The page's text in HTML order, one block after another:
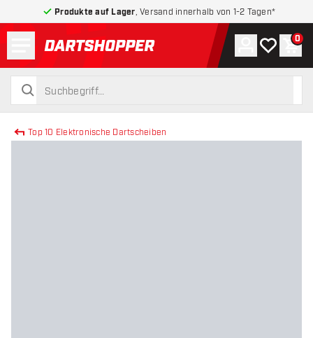
Produkte auf Lager , Versand innerhalb von 1-2 Tagen*
zurück zur Startseite
suchen
suchen
Konto
Meine 0
Top 10 Elektronische Dartscheiben